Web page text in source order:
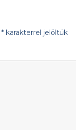
* karakterrel jelöltük